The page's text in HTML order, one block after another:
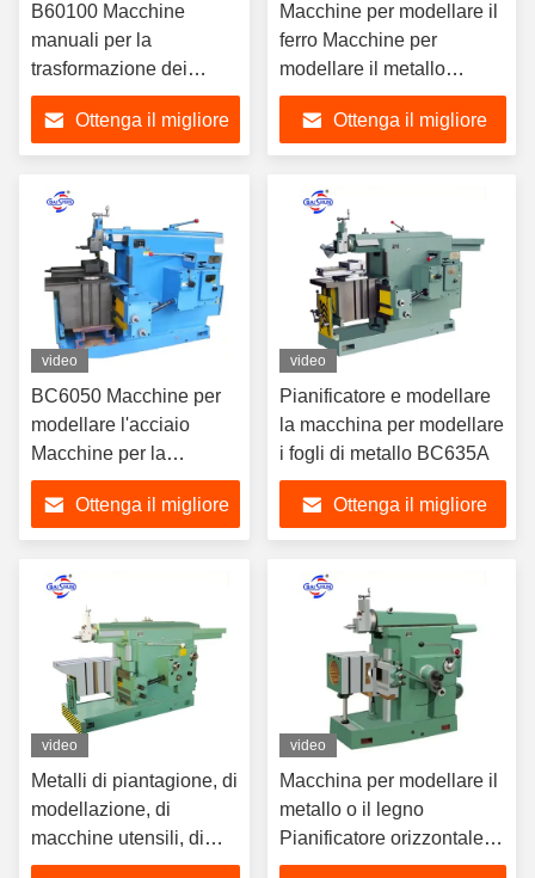
B60100 Macchine
manuali per la
trasformazione dei
metalli
Ottenga il migliore
Macchine per modellare il
ferro Macchine per
modellare il metallo
orizzontale di piccole
dimensioni BC6050
Ottenga il migliore
video
BC6050 Macchine per
modellare l'acciaio
Macchine per la
fresatura dei metalli
Ottenga il migliore
video
Pianificatore e modellare
la macchina per modellare
i fogli di metallo BC635A
Ottenga il migliore
video
Metalli di piantagione, di
modellazione, di
macchine utensili, di
metallo meccanico
video
Macchina per modellare il
metallo o il legno
Pianificatore orizzontale di
forma del metallo